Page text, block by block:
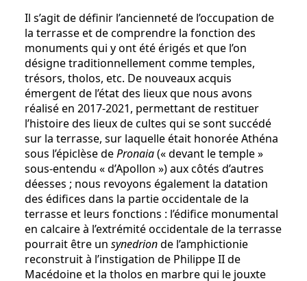
Il s’agit de définir l’ancienneté de l’occupation de
la terrasse et de comprendre la fonction des
monuments qui y ont été érigés et que l’on
désigne traditionnellement comme temples,
trésors, tholos, etc. De nouveaux acquis
émergent de l’état des lieux que nous avons
réalisé en 2017-2021, permettant de restituer
l’histoire des lieux de cultes qui se sont succédé
sur la terrasse, sur laquelle était honorée Athéna
sous l’épiclèse dePronaia(« devant le temple »
sous-entendu « d’Apollon ») aux côtés d’autres
déesses ; nous revoyons également la datation
des édifices dans la partie occidentale de la
terrasse et leurs fonctions : l’édifice monumental
en calcaire à l’extrémité occidentale de la terrasse
pourrait être un synedrionde l’amphictionie
reconstruit à l’instigation de Philippe II de
Macédoine et la tholos en marbre qui le jouxte